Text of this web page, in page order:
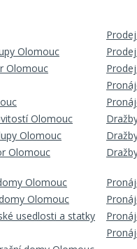
Olomouc
Olomouc
Olomouc
Olomouc
Olomouc
Olomouc
Olomouc
usedlosti a statky